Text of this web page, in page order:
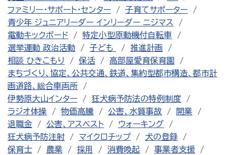
ファミリー・サポート・センター
子育てサポーター
青少年 ジュニアリーダー インリーダー ニジマス
電動キックボード
特定小型原動機付自転車
選挙運動 政治活動
子ども
推進計画
相談 ひきこもり
保活
高部屋愛育保育園
まちづくり、協定、公共交通、鉄道、集約型都市構造、都市計
画道路、総合車両所
伊勢原大山インター
狂犬病予防法の特例制度
ラジオ体操
物価高騰 公害、水質事故
開業
退職金
公害、アスベスト
ウォーキング
狂犬病予防注射
マイクロチップ
犬の登録
保育士
農業 採用 消費喚起
事業者支援